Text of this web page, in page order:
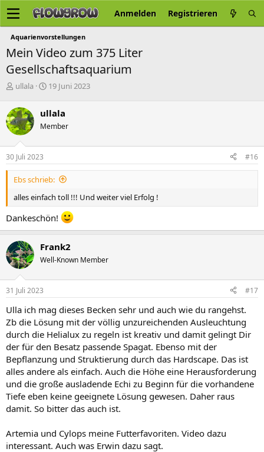
Anmelden Registrieren
Aquarienvorstellungen
Mein Video zum 375 Liter
Gesellschaftsaquarium
E
s
t
e
l
l
e
r
ullala
E
t
e
l
a
m
19 Juni 2023
ullala
Member
30 Juli 2023 #16
Ebs schrieb:
alles einfach toll !!! Und weiter viel Erfolg !
Dankeschön!
Frank2
Well-Known Member
31 Juli 2023 #17
Ulla ich mag dieses Becken sehr und auch wie du rangehst.
Zb die Lösung mit der völlig unzureichenden Ausleuchtung
durch die Helialux zu regeln ist kreativ und damit gelingt Dir
der für den Besatz passende Spagat. Ebenso mit der
Bepflanzung und Struktierung durch das Hardscape. Das ist
alles andere als einfach. Auch die Höhe eine Herausforderung
und die große ausladende Echi zu Beginn für die vorhandene
Tiefe eben keine geeignete Lösung gewesen. Daher raus
damit. So bitter das auch ist.
Artemia und Cylops meine Futterfavoriten. Video dazu
interessant. Auch was Erwin dazu sagt.